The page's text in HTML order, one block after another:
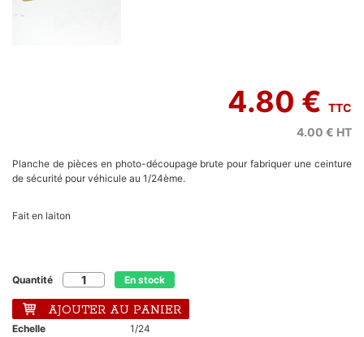
4.80 € TTC
4.00 € HT
Planche de pièces en photo-découpage brute pour fabriquer une ceinture
de sécurité pour véhicule au 1/24ème.
Fait en laiton
Quantité En stock
AJOUTER AU PANIER
Echelle
1/24